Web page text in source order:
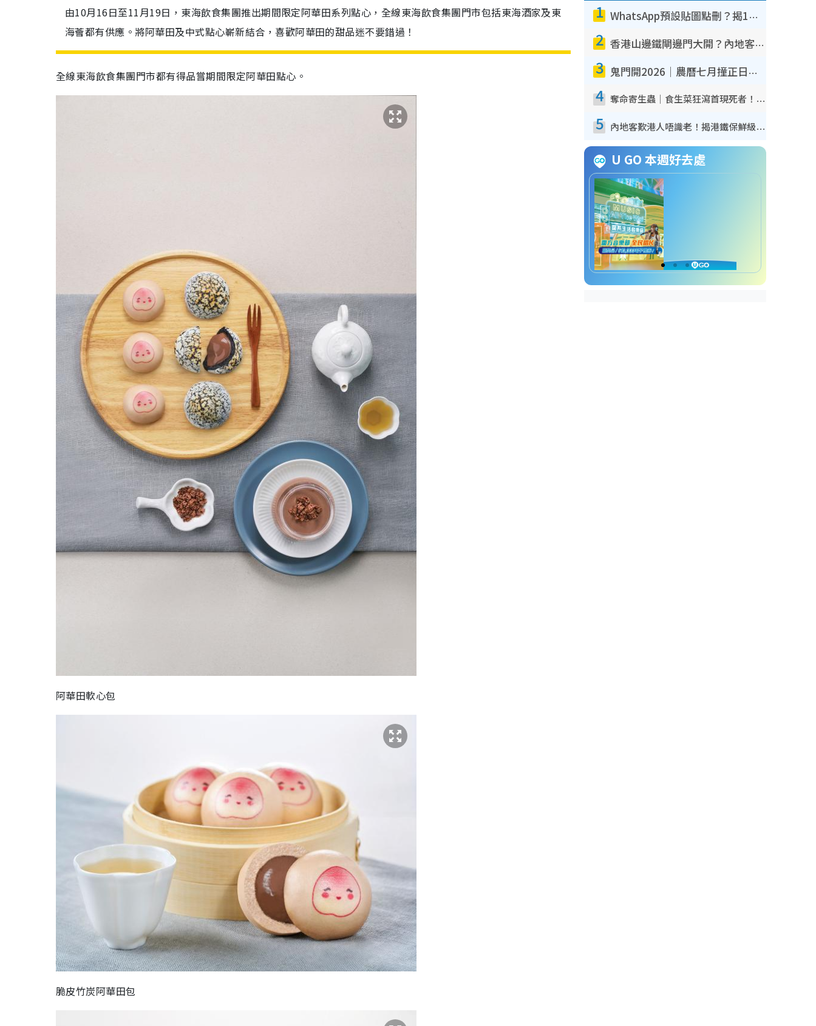
由10月16日至11月19日，東海飲食集團推出期間限定阿華田系列點心，全線東海飲食集團門市包括東海酒家及東
海薈都有供應。將阿華田及中式點心嶄新結合，喜歡阿華田的甜品迷不要錯過！
全線東海飲食集團門市都有得品嘗期間限定阿華田點心。
阿華田軟心包
脆皮竹炭阿華田包
1 WhatsApp預設貼圖點刪？揭1招「反向操作」還原簡潔介面 附3步實測教學
2 香港山邊鐵閘邊門大開？內地客困惑意義何在！網民神回覆：呢種叫法理性防禦
3 鬼門開2026｜農曆七月撞正日全食特別邪？專家警告切忌做一事！揭4大禁忌+2招保平安
4 奪命寄生蟲｜食生菜狂瀉首現死者！疫潮惡化錄1.8萬宗病例 揭洗菜3大謬誤
5 內地客歎港人唔識老！揭港鐵保鮮級冷氣 港人求放過：咪投訴
U GO 本週好去處